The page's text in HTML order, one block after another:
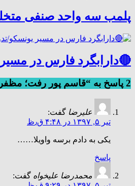
پلمب سه واحد صنفی
🔴دارابگرد فارس در مسیر یونسکو/تدوین
2 پاسخ به “قاسم پور رفت؛ مظفری فرماندار داراب شد”
علیرضا گفت:
تیر ۵, ۱۳۹۷ در ۴:۴۸ ق٫ظ
یکی به دادم برسه واویلا……
پاسخ
محمدرضا علیخواه گفت: